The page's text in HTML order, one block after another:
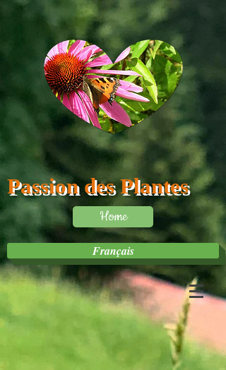
Passion des Plantes
Home
Français